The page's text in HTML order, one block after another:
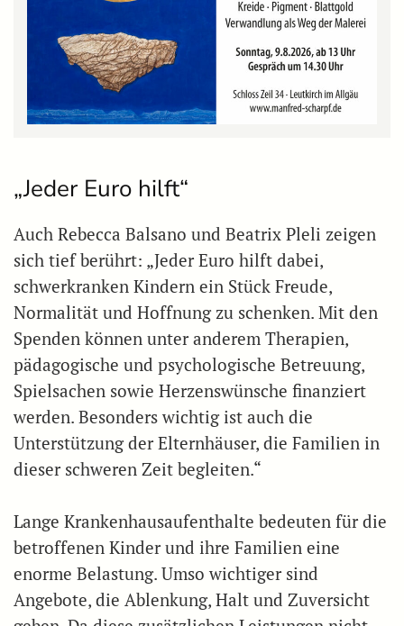
„Jeder Euro hilft“
Auch Rebecca Balsano und Beatrix Pleli zeigen
sich tief berührt: „Jeder Euro hilft dabei,
schwerkranken Kindern ein Stück Freude,
Normalität und Hoffnung zu schenken. Mit den
Spenden können unter anderem Therapien,
pädagogische und psychologische Betreuung,
Spielsachen sowie Herzenswünsche finanziert
werden. Besonders wichtig ist auch die
Unterstützung der Elternhäuser, die Familien in
dieser schweren Zeit begleiten.“
Lange Krankenhausaufenthalte bedeuten für die
betroffenen Kinder und ihre Familien eine
enorme Belastung. Umso wichtiger sind
Angebote, die Ablenkung, Halt und Zuversicht